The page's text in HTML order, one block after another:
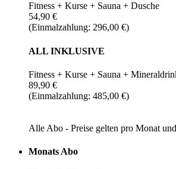
Fitness + Kurse + Sauna + Dusche
54,90 €
(Einmalzahlung: 296,00 €)
ALL INKLUSIVE
Fitness + Kurse + Sauna +
89,90 €
(Einmalzahlung: 485,00 €)
Alle Abo - Preise gelten pro Monat
Monats Abo